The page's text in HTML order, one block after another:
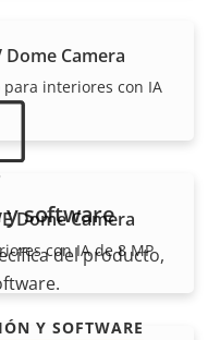
Dome Camera
para interiores con IA
Dome Camera
con IA de 8 MP
y software
del producto,
Y SOFTWARE